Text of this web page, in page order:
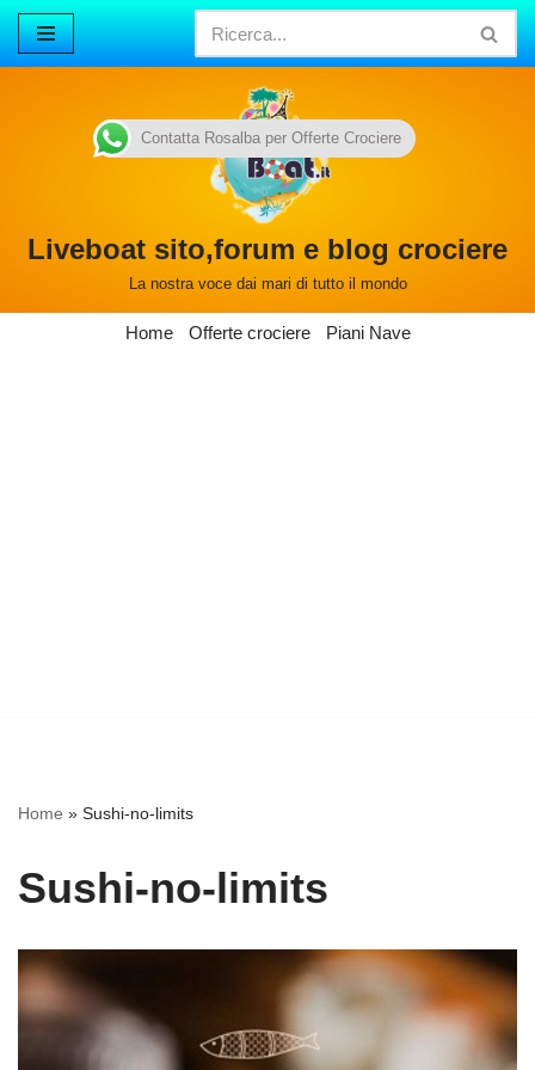
Vai
Liveboat sito,forum e blog crociere
La nostra voce dai mari di tutto il mondo
Home Offerte crociere Piani Nave
Home » Sushi-no-limits
Sushi-no-limits
Contatta Rosalba per Offerte Crociere